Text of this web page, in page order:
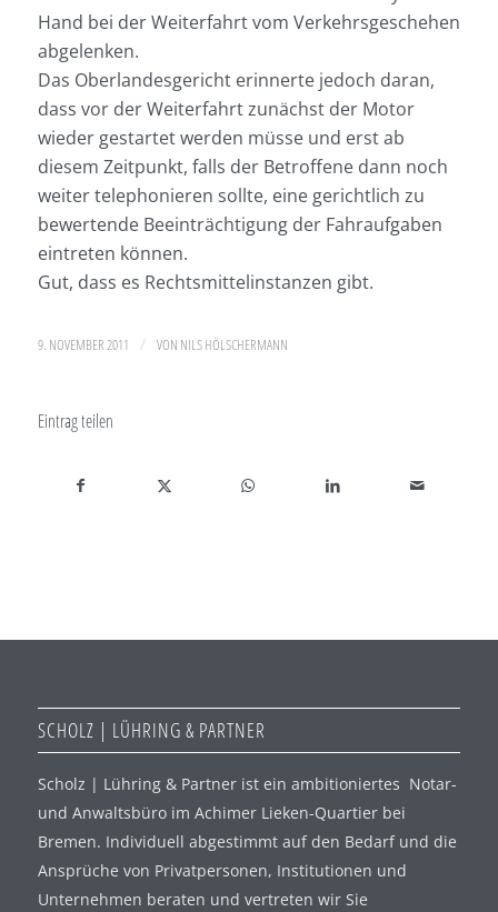
Hand bei der Weiterfahrt vom Verkehrsgeschehen
abgelenken.
Das Oberlandesgericht erinnerte jedoch daran,
dass vor der Weiterfahrt zunächst der Motor
wieder gestartet werden müsse und erst ab
diesem Zeitpunkt, falls der Betroffene dann noch
weiter telephonieren sollte, eine gerichtlich zu
bewertende Beeinträchtigung der Fahraufgaben
eintreten können.
Gut, dass es Rechtsmittelinstanzen gibt.
9. NOVEMBER 2011 / VON NILS HÖLSCHERMANN
Eintrag teilen
SCHOLZ | LÜHRING & PARTNER
Scholz | Lühring & Partner ist ein ambitioniertes Notar-
und Anwaltsbüro im Achimer Lieken-Quartier bei
Bremen. Individuell abgestimmt auf den Bedarf und die
Ansprüche von Privatpersonen, Institutionen und
Unternehmen beraten und vertreten wir Sie